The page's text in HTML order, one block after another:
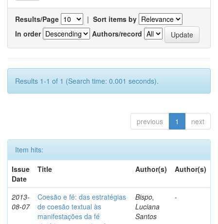
Results/Page | Sort items by
In order
Authors/record
Results 1-1 of 1 (Search time: 0.001 seconds).
previous 1 next
Item hits:
Issue
Date
Title Author(s) Author(s)
2013-
08-07
Coesão e fé: das estratégias
de coesão textual às
manifestações da fé
Bispo,
Luciana
Santos
-